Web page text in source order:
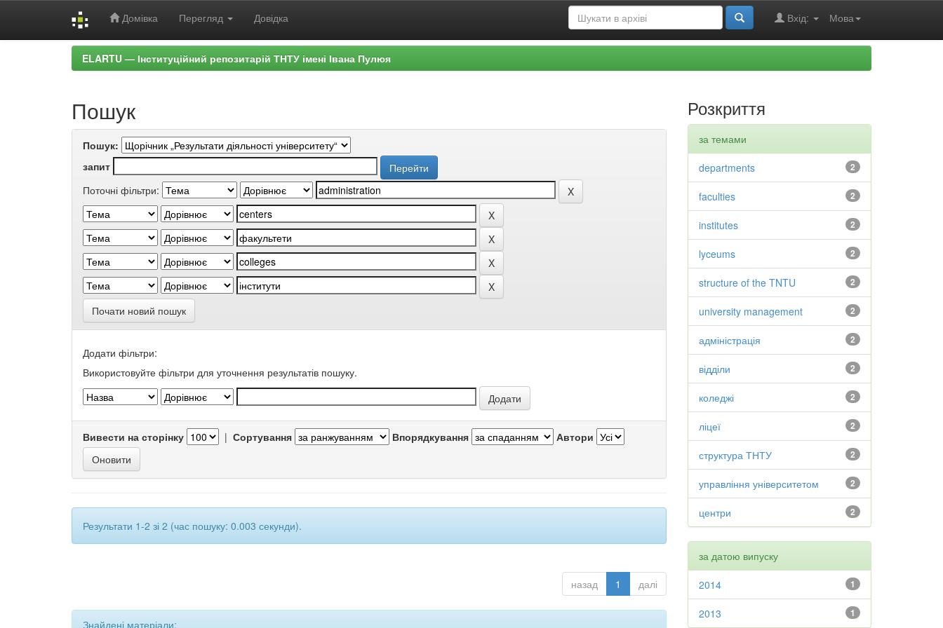
Домівка Перегляд Довідка Мова
Вхід:
ELARTU — Інституційний репозитарій ТНТУ імені Івана Пулюя
Пошук
Пошук:
запит
Поточні фільтри:
Почати новий пошук
Додати фільтри:
Використовуйте фільтри для уточнення результатів пошуку.
Вивести на сторінку | Сортування Впорядкування Автори
Результати 1-2 зі 2 (час пошуку: 0.003 секунди).
назад 1 далі
Знайдені матеріали:
Розкриття
за темами
2
departments
2
faculties
2
institutes
2
lyceums
2
structure of the TNTU
2
university management
2
адміністрація
2
відділи
2
коледжі
2
ліцеї
2
структура ТНТУ
2
управління університетом
2
центри
за датою випуску
1
2014
1
2013